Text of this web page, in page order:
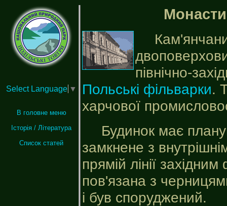
Select Language ▼
В головне меню
Історія / Література
Список статей
північно-
Польські фільварки.
харчової
Будинок має
замкнене з
прямій лінії
пов'язана з
і був споруджений.